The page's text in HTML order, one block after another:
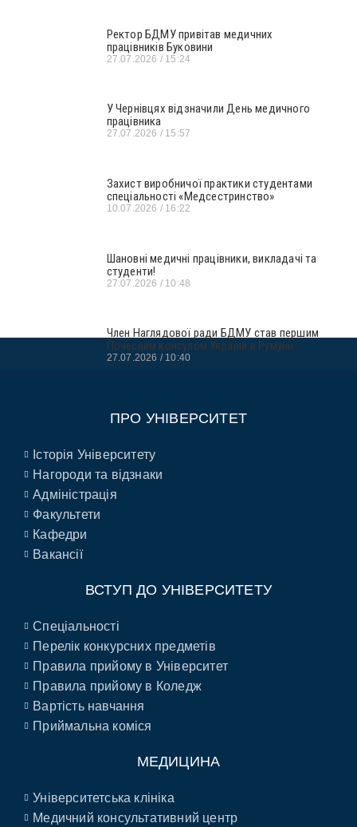
Ректор БДМУ привітав медичних
працівників Буковини
27.07.2026 15:24
У Чернівцях відзначили День медичного
працівника
27.07.2026 15:57
Захист виробничої практики студентами
спеціальності «Медсестринство»
10.07.2026 16:22
Шановні медичні працівники, викладачі та
студенти!
27.07.2026 10:48
Член Наглядової ради БДМУ став першим
Почесним консулом України в Румунії
27.07.2026 10:40
ПРО УНІВЕРСИТЕТ
Історія Університету
Нагороди та відзнаки
Адміністрація
Факультети
Кафедри
Вакансії
ВСТУП ДО УНІВЕРСИТЕТУ
Спеціальності
Перелік конкурсних предметів
Правила прийому в Університет
Правила прийому в Коледж
Вартість навчання
Приймальна коміся
МЕДИЦИНА
Університетська клініка
Медичний консультативний центр